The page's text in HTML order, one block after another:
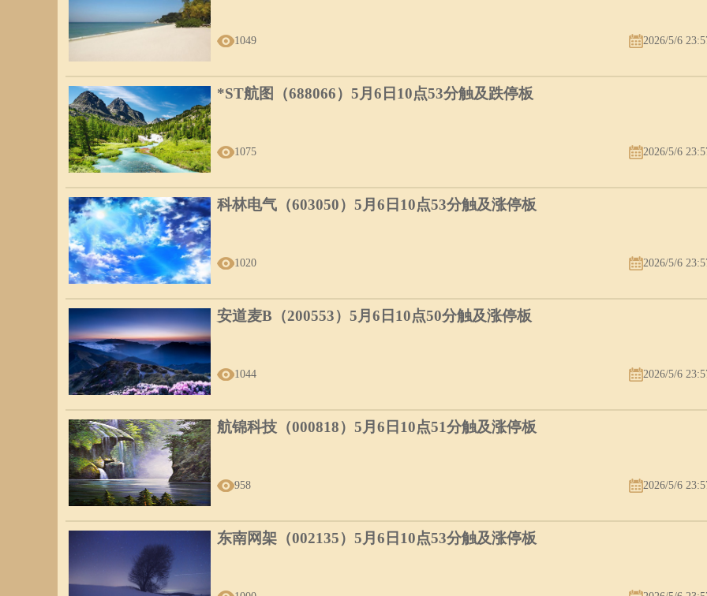
1049 2026/5/6
*ST航图（688066）5月6日10点53分触及跌停板
1075 2026/5/6
科林电气（603050）5月6日10点53分触及涨停板
1020 2026/5/6
安道麦B（200553）5月6日10点50分触及涨停板
1044 2026/5/6
航锦科技（000818）5月6日10点51分触及涨停板
958 2026/5/6
东南网架（002135）5月6日10点53分触及涨停板